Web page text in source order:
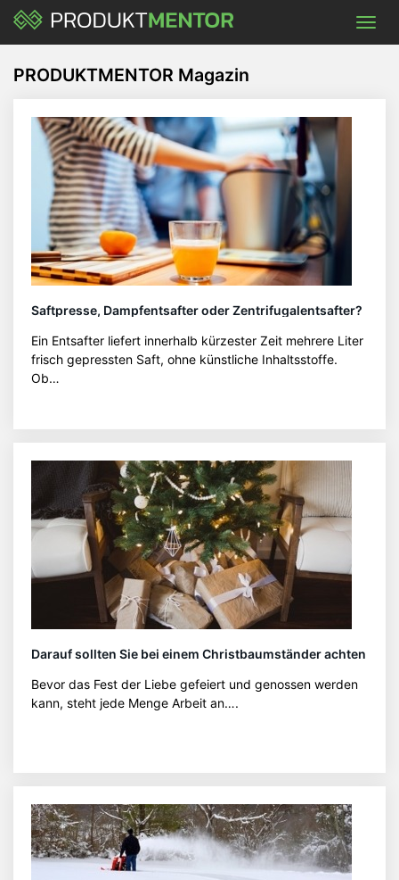
Skip
main
PRODUKTMENTOR Magazin
Saftpresse, Dampfentsafter oder Zentrifugalentsafter?
Ein Entsafter liefert innerhalb kürzester Zeit mehrere Liter
frisch gepressten Saft, ohne künstliche Inhaltsstoffe.
Ob…
Darauf sollten Sie bei einem Christbaumständer achten
Bevor das Fest der Liebe gefeiert und genossen werden
kann, steht jede Menge Arbeit an….